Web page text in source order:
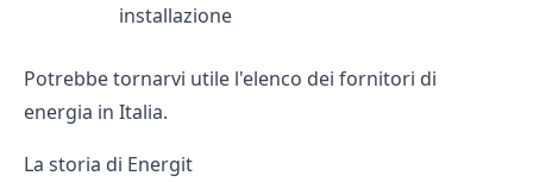
installazione
Potrebbe tornarvi utile l'elenco dei fornitori di
energia in Italia.
La storia di Energit